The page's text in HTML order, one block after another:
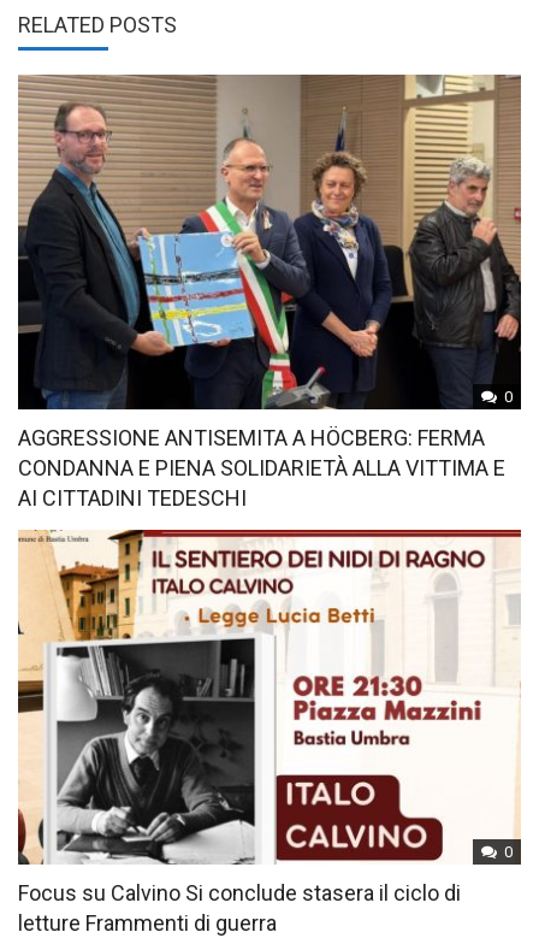
RELATED POSTS
0
AGGRESSIONE ANTISEMITA A HÖCBERG: FERMA
CONDANNA E PIENA SOLIDARIETÀ ALLA VITTIMA E
AI CITTADINI TEDESCHI
0
Focus su Calvino Si conclude stasera il ciclo di
letture Frammenti di guerra